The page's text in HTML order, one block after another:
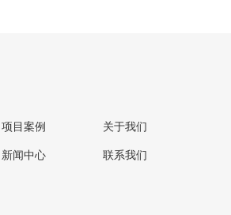
项目案例 关于我们
新闻中心 联系我们